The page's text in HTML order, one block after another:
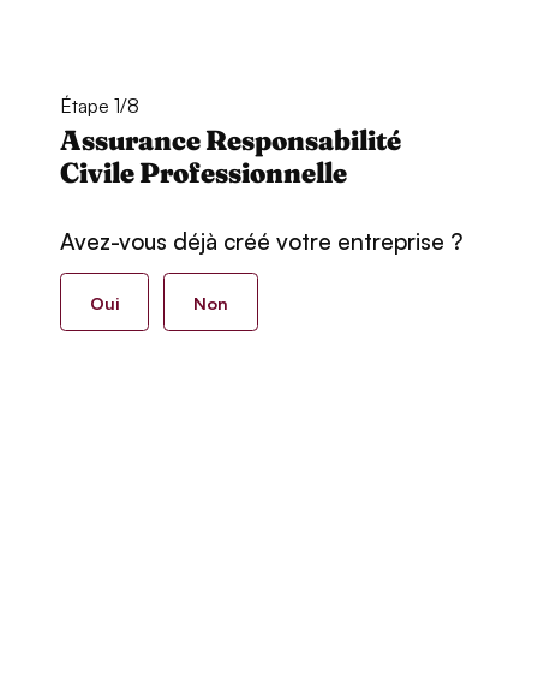
Étape 1/8
Assurance Responsabilité
Civile Professionnelle
Avez-vous déjà créé votre entreprise ?
Oui Non